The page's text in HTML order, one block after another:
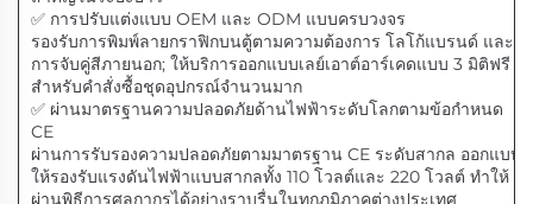
✅ การปรับแต่งแบบ OEM และ ODM แบบครบวงจร
รองรับการพิมพ์ลายกราฟิกบนตู้ตามความต้องการ โลโก้แบรนด์ และ
การจับคู่สีภายนอก; ให้บริการออกแบบเลย์เอาต์อาร์เคดแบบ 3 มิติฟรี
สำหรับคำสั่งซื้อชุดอุปกรณ์จำนวนมาก
✅ ผ่านมาตรฐานความปลอดภัยด้านไฟฟ้าระดับโลกตามข้อกำหนด
CE
ผ่านการรับรองความปลอดภัยตามมาตรฐาน CE ระดับสากล ออกแบบ
ให้รองรับแรงดันไฟฟ้าแบบสากลทั้ง 110 โวลต์และ 220 โวลต์ ทำให้
ผ่านพิธีการศุลกากรได้อย่างราบรื่นในทุกภูมิภาคต่างประเทศ